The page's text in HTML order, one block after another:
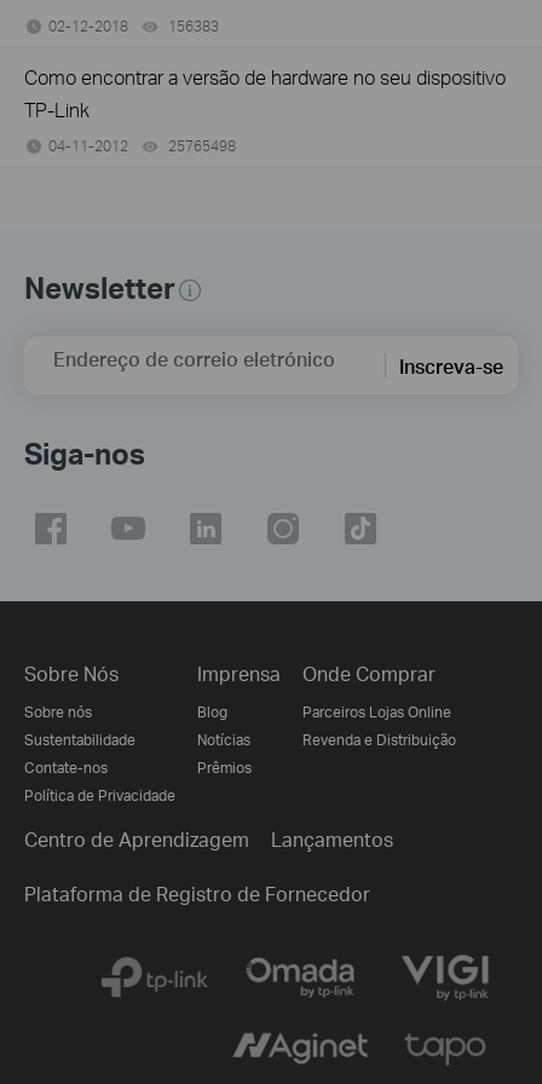
02-12-2018 156383
Como encontrar a versão de hardware no seu dispositivo
TP-Link
04-11-2012 25765498
Newsletter
Endereço de correio eletrónico Inscreva-se
Siga-nos
Sobre Nós
Sobre nós
Sustentabilidade
Contate-nos
Política de Privacidade
Imprensa
Blog
Notícias
Prêmios
Onde Comprar
Parceiros Lojas Online
Revenda e Distribuição
Centro de Aprendizagem Lançamentos
Plataforma de Registro de Fornecedor